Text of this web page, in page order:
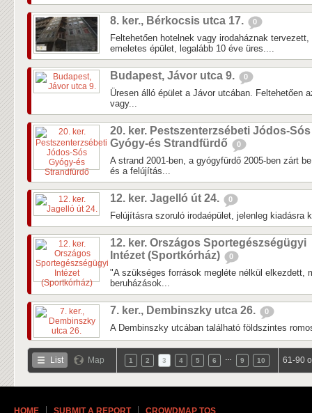
8. ker., Bérkocsis utca 17. 0
Feltehetően hotelnek vagy irodaháznak
emeletes épület, legalább 10 éve üres....
Budapest, Jávor utca 9. 0
Üresen álló épület a Jávor utcában. Feltehetően
vagy...
20. ker. Pestszenterzsébeti Jódos-Sós
Gyógy-és Strandfürdő
0
A strand 2001-ben, a gyógyfürdő 2005-ben zárt
és a felújítás...
12. ker. Jagelló út 24. 0
Felújításra szoruló irodaépület, jelenleg kiadásra
12. ker. Országos Sportegészségügyi
Intézet (Sportkórház)
0
"A szükséges források megléte nélkül elkezdett,
beruházások...
7. ker., Dembinszky utca 26. 0
A Dembinszky utcában található földszintes
List Map 1 2 3 4 5 6 9 10 61-90
HOME SUBMIT A REPORT CROWDMAP TOS